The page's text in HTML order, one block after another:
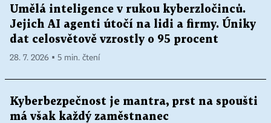
Umělá inteligence v rukou kyberzločinců.
Jejich AI agenti útočí na lidi a firmy. Úniky
dat celosvětově vzrostly o 95 procent
28. 7. 2026 ▪ 5 min. čtení
Kyberbezpečnost je mantra, prst na spoušti
má však každý zaměstnanec